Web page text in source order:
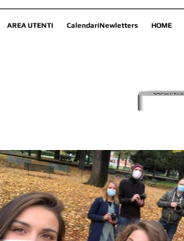
AREA UTENTI CalendariNewletters HOME